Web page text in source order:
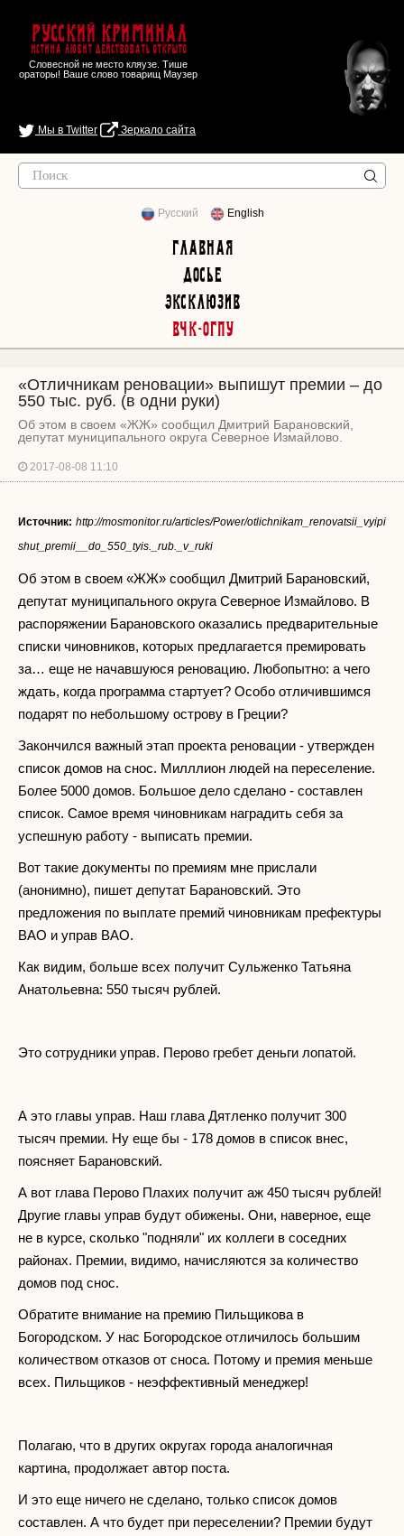
Русский Криминал
Истина любит действовать открыто
Словесной не место кляузе. Тише
ораторы! Ваше слово товарищ Маузер
Мы в Twitter Зеркало сайта
Русский English
Главная
Досье
Эксклюзив
ВЧК-ОГПУ
«Отличникам реновации» выпишут премии – до
550 тыс. руб. (в одни руки)
Об этом в своем «ЖЖ» сообщил Дмитрий Барановский,
депутат муниципального округа Северное Измайлово.
2017-08-08 11:10
Источник: http://mosmonitor.ru/articles/Power/otlichnikam_renovatsii_vyipi
shut_premii__do_550_tyis._rub._v_ruki
Об этом в своем «ЖЖ» сообщил Дмитрий Барановский,
депутат муниципального округа Северное Измайлово. В
распоряжении Барановского оказались предварительные
списки чиновников, которых предлагается премировать
за… еще не начавшуюся реновацию. Любопытно: а чего
ждать, когда программа стартует? Особо отличившимся
подарят по небольшому острову в Греции?
Закончился важный этап проекта реновации - утвержден
список домов на снос. Милллион людей на переселение.
Более 5000 домов. Большое дело сделано - составлен
список. Самое время чиновникам наградить себя за
успешную работу - выписать премии.
Вот такие документы по премиям мне прислали
(анонимно), пишет депутат Барановский. Это
предложения по выплате премий чиновникам префектуры
ВАО и управ ВАО.
Как видим, больше всех получит Сульженко Татьяна
Анатольевна: 550 тысяч рублей.
Это сотрудники управ. Перово гребет деньги лопатой.
А это главы управ. Наш глава Дятленко получит 300
тысяч премии. Ну еще бы - 178 домов в список внес,
поясняет Барановский.
А вот глава Перово Плахих получит аж 450 тысяч рублей!
Другие главы управ будут обижены. Они, наверное, еще
не в курсе, сколько "подняли" их коллеги в соседних
районах. Премии, видимо, начисляются за количество
домов под снос.
Обратите внимание на премию Пильщикова в
Богородском. У нас Богородское отличилось большим
количеством отказов от сноса. Потому и премия меньше
всех. Пильщиков - неэффективный менеджер!
Полагаю, что в других округах города аналогичная
картина, продолжает автор поста.
И это еще ничего не сделано, только список домов
составлен. А что будет при переселении? Премии будут